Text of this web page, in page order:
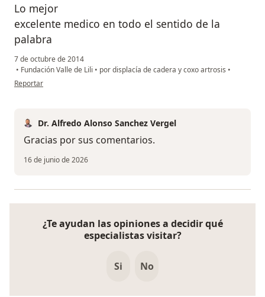
Lo mejor
excelente medico en todo el sentido de la
palabra
7 de octubre de 2014
• Fundación Valle de Lili • por displacía de cadera y coxo artrosis •
en opinión del usuario usuario
Reportar
Dr. Alfredo Alonso Sanchez Vergel
Gracias por sus comentarios.
16 de junio de 2026
¿Te ayudan las opiniones a decidir qué
especialistas visitar?
Si No